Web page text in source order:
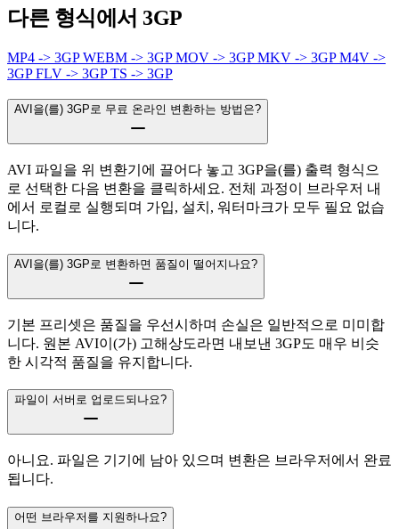
다른 형식에서 3GP
MP4 -> 3GPWEBM -> 3GPMOV -> 3GPMKV -> 3GPM4V ->
3GPFLV -> 3GPTS -> 3GP
AVI을(를) 3GP로 무료 온라인 변환하는 방법은?
AVI 파일을 위 변환기에 끌어다 놓고 3GP을(를) 출력 형식으
로 선택한 다음 변환을 클릭하세요. 전체 과정이 브라우저 내
에서 로컬로 실행되며 가입, 설치, 워터마크가 모두 필요 없습
니다.
AVI을(를) 3GP로 변환하면 품질이 떨어지나요?
기본 프리셋은 품질을 우선시하며 손실은 일반적으로 미미합
니다. 원본 AVI이(가) 고해상도라면 내보낸 3GP도 매우 비슷
한 시각적 품질을 유지합니다.
파일이 서버로 업로드되나요?
아니요. 파일은 기기에 남아 있으며 변환은 브라우저에서 완료
됩니다.
어떤 브라우저를 지원하나요?